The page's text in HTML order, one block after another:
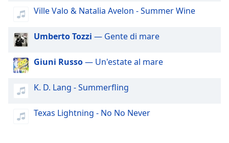
Text
Background
Caption
Area
Ville Valo & Natalia Avelon - Summer Wine
Umberto Tozzi — Gente di mare
Giuni Russo— Un'estate al mare
K. D. Lang - Summerfling
Texas Lightning - No No Never